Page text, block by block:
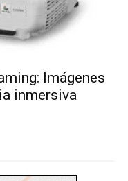
Imágenes
inmersiva